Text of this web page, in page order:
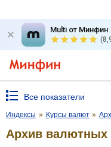
Multi от Минфин
Все показатели
Индексы » Курсы валют »
Архив валютных